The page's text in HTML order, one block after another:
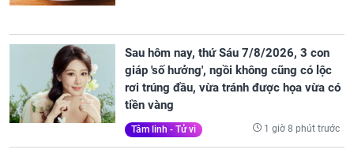
Sau hôm nay, thứ Sáu 7/8/2026, 3 con
giáp 'số hưởng', ngồi không cũng có lộc
rơi trúng đầu, vừa tránh được họa vừa có
tiền vàng
Tâm linh - Tử vi 1 giờ 8 phút trước